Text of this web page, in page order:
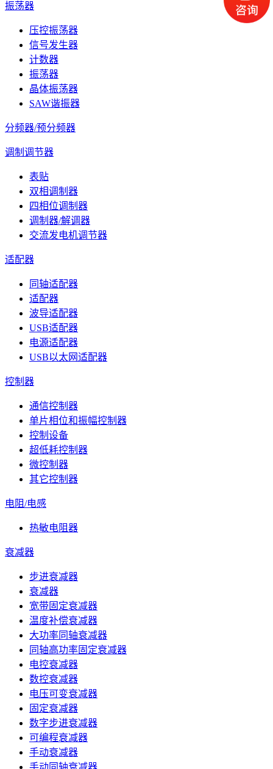
振荡器
压控振荡器
信号发生器
计数器
振荡器
晶体振荡器
SAW谐振器
分频器/预分频器
调制调节器
表贴
双相调制器
四相位调制器
调制器/解调器
交流发电机调节器
适配器
同轴适配器
适配器
波导适配器
USB适配器
电源适配器
USB以太网适配器
控制器
通信控制器
单片相位和振幅控制器
控制设备
超低耗控制器
微控制器
其它控制器
电阻/电感
热敏电阻器
衰减器
步进衰减器
衰减器
宽带固定衰减器
温度补偿衰减器
大功率同轴衰减器
同轴高功率固定衰减器
电控衰减器
数控衰减器
电压可变衰减器
固定衰减器
数字步进衰减器
可编程衰减器
手动衰减器